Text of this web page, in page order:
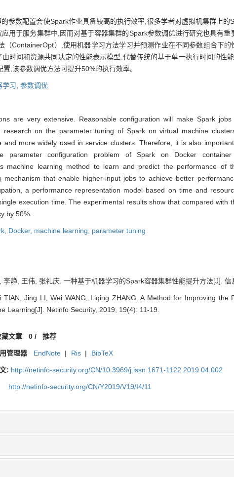
参数配置会使Spark作业具备较高的执行效率,很多学者对虚拟机集群上
用于服务集群中,因而对基于容器集群的Spark参数调优进行研究也具有
（ContainerOpt）,使用机器学习方法学习并预测作业在不同参数组合下
时间和资源共同决定的性能表示模型,代替传统的基于单一执行时间的性
,该参数调优方法可提升50%的执行效率。
学习, 参数调优
are very extensive. Reasonable configuration will make Spark
research on the parameter tuning of Spark on virtual machine
and more widely used in service clusters. Therefore, it is also
parameter configuration problem of Spark on Docker
machine learning method to learn and predict the performance of
mechanism that enable higher-input jobs to achieve better
a performance representation model based on time and
execution time. The experimental results show that compared with
by 50%.
Docker, machine learning, parameter tuning
李静, 王伟, 张礼庆. 一种基于机器学习的Spark容器集群性能提升方法[J].
TIAN, Jing LI, Wei WANG, Liqing ZHANG. A Method for Improving
Learning[J]. Netinfo Security, 2019, 19(4): 11-19.
藏文章 0/ 推荐
管理器 EndNote | Ris | BibTeX
: http://netinfo-security.org/CN/10.3969/j.issn.1671-1122.2019.04.002
http://netinfo-security.org/CN/Y2019/V19/I4/11